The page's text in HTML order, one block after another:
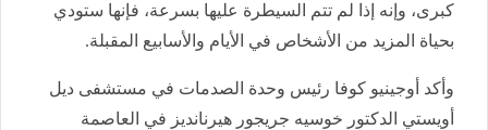
كبرى، وإنه إذا لم تتم السيطرة عليها بسرعة، فإنها ستودي
بحياة المزيد من الأشخاص في الأيام والأسابيع المقبلة.
وأكد أوجينيو كوفا رئيس وحدة الصدمات في مستشفى ديل
أويستي الدكتور خوسيه جريجور هيرنانديز في العاصمة